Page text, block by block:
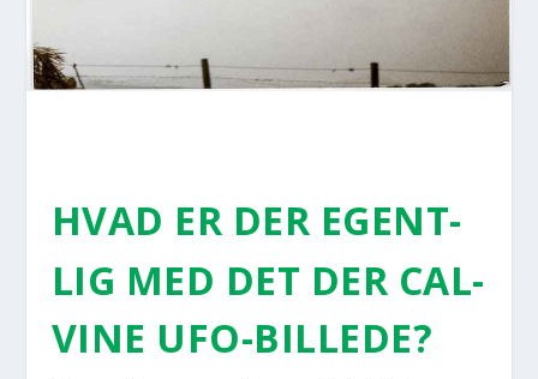
HVAD ER DER EGENT­
LIG MED DET DER CAL­
VI­NE UFO-BIL­LE­DE?